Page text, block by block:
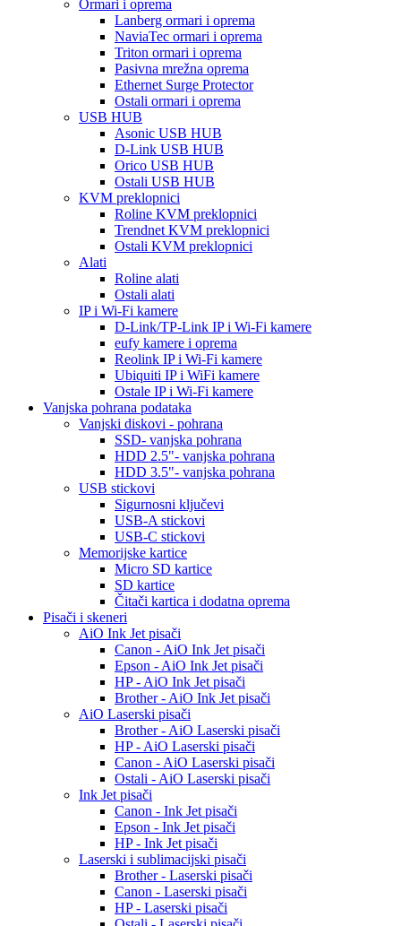
Ormari i oprema
Lanberg ormari i oprema
NaviaTec ormari i oprema
Triton ormari i oprema
Pasivna mrežna oprema
Ethernet Surge Protector
Ostali ormari i oprema
USB HUB
Asonic USB HUB
D-Link USB HUB
Orico USB HUB
Ostali USB HUB
KVM preklopnici
Roline KVM preklopnici
Trendnet KVM preklopnici
Ostali KVM preklopnici
Alati
Roline alati
Ostali alati
IP i Wi-Fi kamere
D-Link/TP-Link IP i Wi-Fi kamere
eufy kamere i oprema
Reolink IP i Wi-Fi kamere
Ubiquiti IP i WiFi kamere
Ostale IP i Wi-Fi kamere
Vanjska pohrana podataka
Vanjski diskovi - pohrana
SSD- vanjska pohrana
HDD 2.5"- vanjska pohrana
HDD 3.5"- vanjska pohrana
USB stickovi
Sigurnosni ključevi
USB-A stickovi
USB-C stickovi
Memorijske kartice
Micro SD kartice
SD kartice
Čitači kartica i dodatna oprema
Pisači i skeneri
AiO Ink Jet pisači
Canon - AiO Ink Jet pisači
Epson - AiO Ink Jet pisači
HP - AiO Ink Jet pisači
Brother - AiO Ink Jet pisači
AiO Laserski pisači
Brother - AiO Laserski pisači
HP - AiO Laserski pisači
Canon - AiO Laserski pisači
Ostali - AiO Laserski pisači
Ink Jet pisači
Canon - Ink Jet pisači
Epson - Ink Jet pisači
HP - Ink Jet pisači
Laserski i sublimacijski pisači
Brother - Laserski pisači
Canon - Laserski pisači
HP - Laserski pisači